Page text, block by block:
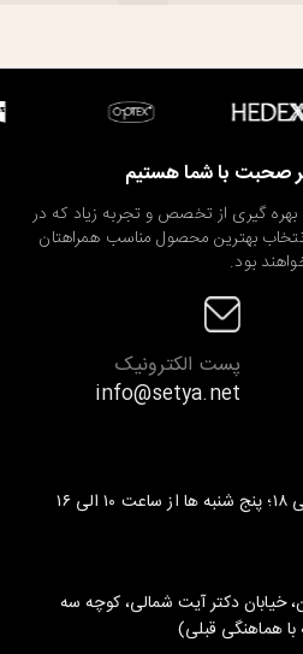
صحبت با شما هستیم
گیری از تخصص و تجربه زیاد که در
بهترین محصول مناسب همراهتان
بود.
پست الکترونیک
info@setya.net
خیابان دکتر آیت شمالی، کوچه سه